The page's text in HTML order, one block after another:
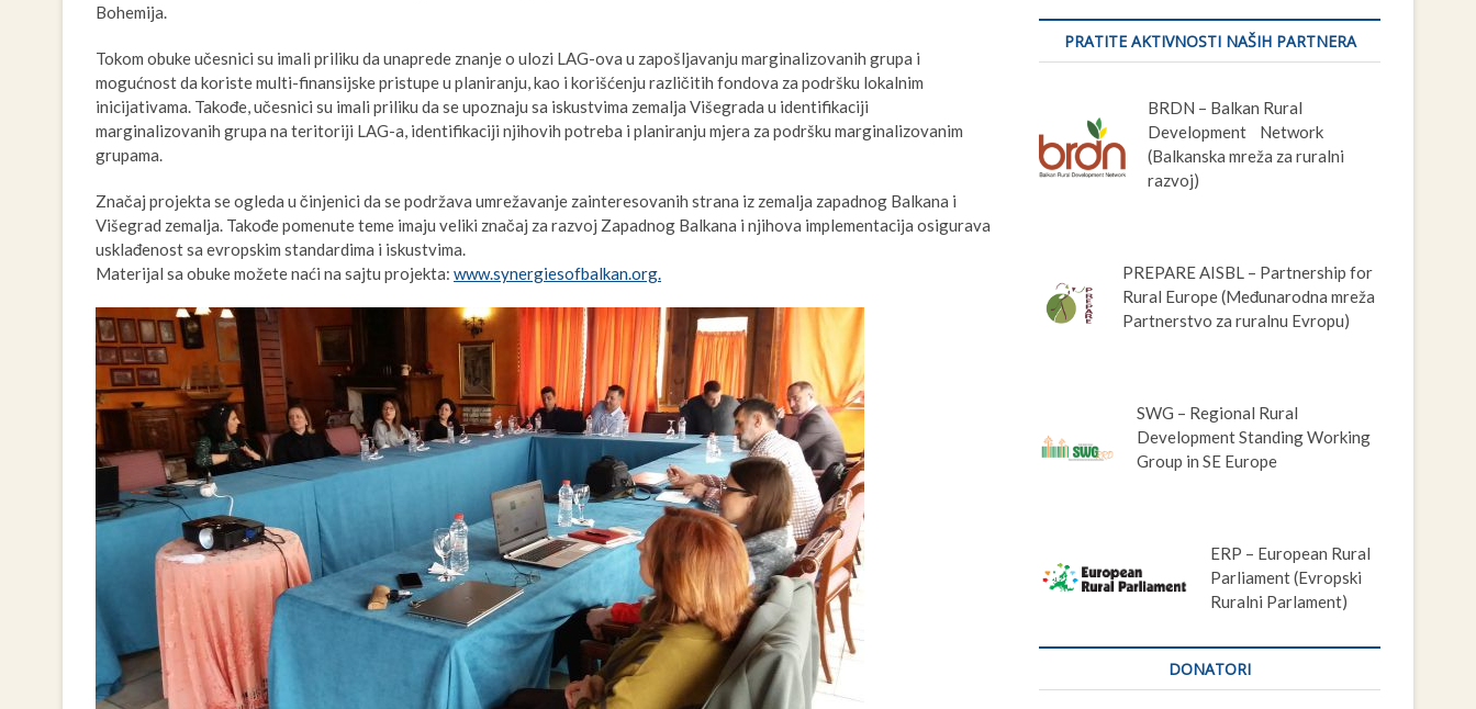
Bohemija.
Tokom obuke učesnici su imali priliku da unaprede znanje o ulozi LAG-ova u zapošljavanju marginalizovanih grupa i
mogućnost da koriste multi-finansijske pristupe u planiranju, kao i korišćenju različitih fondova za podršku lokalnim
inicijativama. Takođe, učesnici su imali priliku da se upoznaju sa iskustvima zemalja Višegrada u identifikaciji
marginalizovanih grupa na teritoriji LAG-a, identifikaciji njihovih potreba i planiranju mjera za podršku marginalizovanim
grupama.
Značaj projekta se ogleda u činjenici da se podržava umrežavanje zainteresovanih strana iz zemalja zapadnog Balkana i
Višegrad zemalja. Takođe pomenute teme imaju veliki značaj za razvoj Zapadnog Balkana i njihova implementacija osigurava
usklađenost sa evropskim standardima i iskustvima.
Materijal sa obuke možete naći na sajtu projekta: www.synergiesofbalkan.org.
PRATITE AKTIVNOSTI NAŠIH PARTNERA
BRDN – Balkan Rural
Development Network
(Balkanska mreža za ruralni
razvoj)
PREPARE AISBL – Partnership for
Rural Europe (Međunarodna mreža
Partnerstvo za ruralnu Evropu)
SWG – Regional Rural
Development Standing Working
Group in SE Europe
ERP – European Rural
Parliament (Evropski
Ruralni Parlament)
DONATORI